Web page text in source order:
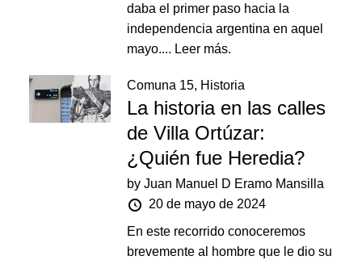
daba el primer paso hacia la
independencia argentina en aquel
mayo.... Leer más.
Comuna 15, Historia
La historia en las calles
de Villa Ortúzar:
¿Quién fue Heredia?
byJuan Manuel D Eramo Mansilla
20 de mayo de 2024
En este recorrido conoceremos
brevemente al hombre que le dio su